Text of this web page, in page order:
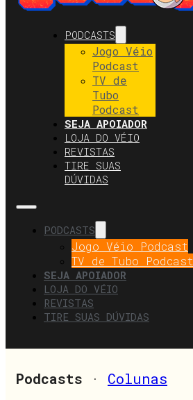
PODCASTS
Jogo Véio
Podcast
TV de
Tubo
Podcast
SEJA APOIADOR
LOJA DO VÉIO
REVISTAS
TIRE SUAS
DÚVIDAS
PODCASTS
Jogo Véio Podcast
TV de Tubo Podcast
SEJA APOIADOR
LOJA DO VÉIO
REVISTAS
TIRE SUAS DÚVIDAS
Podcasts · Colunas